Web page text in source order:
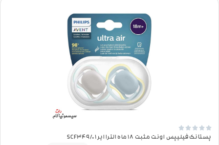





پستانک فیلیپس اونت مثبت 18 ماه الترا ایر SCF349/01